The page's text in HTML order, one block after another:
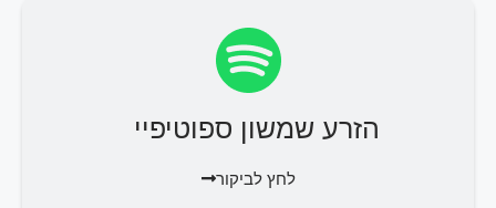
הזרע שמשון ספוטיפיי
לחץ לביקור